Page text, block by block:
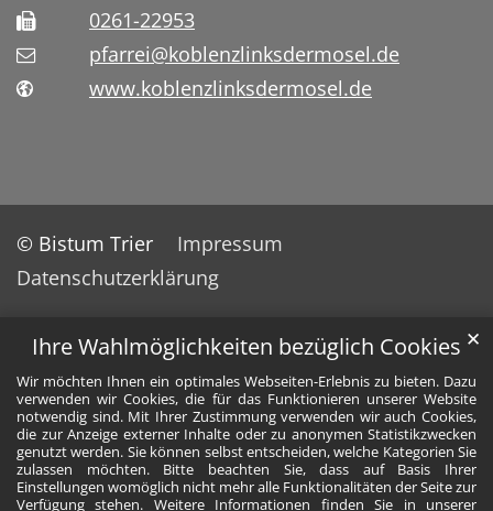
Ihre Wahlmöglichkeiten bezüglich Cookies
Wir möchten Ihnen ein optimales Webseiten-Erlebnis zu bieten. Dazu
verwenden wir Cookies, die für das Funktionieren unserer Website
notwendig sind. Mit Ihrer Zustimmung verwenden wir auch Cookies,
die zur Anzeige externer Inhalte oder zu anonymen Statistikzwecken
genutzt werden. Sie können selbst entscheiden, welche Kategorien Sie
zulassen möchten. Bitte beachten Sie, dass auf Basis Ihrer
Einstellungen womöglich nicht mehr alle Funktionalitäten der Seite zur
Verfügung stehen. Weitere Informationen finden Sie in unserer
✕
0261-22953
pfarrei@koblenzlinksdermosel.de
www.koblenzlinksdermosel.de
© Bistum Trier
Impressum
Datenschutzerklärung